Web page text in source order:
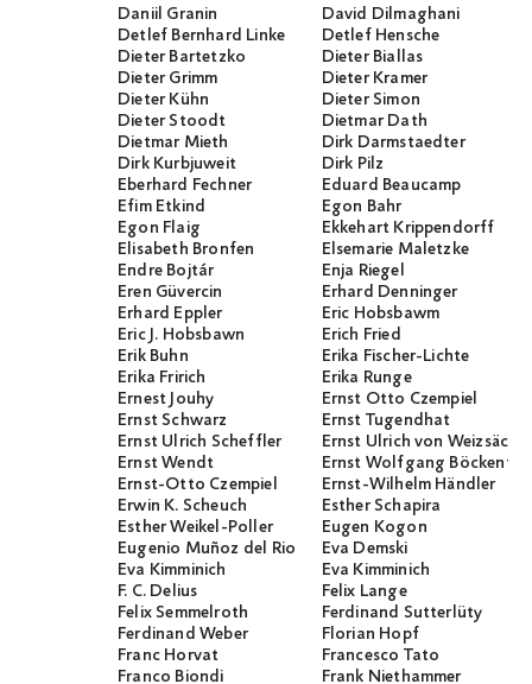
Daniil Granin
David Dilmaghani
Detlef Bernhard Linke
Detlef Hensche
Dieter Bartetzko
Dieter Biallas
Dieter Grimm
Dieter Kramer
Dieter Kühn
Dieter Simon
Dieter Stoodt
Dietmar Dath
Dietmar Mieth
Dirk Darmstaedter
Dirk Kurbjuweit
Dirk Pilz
Eberhard Fechner
Eduard Beaucamp
Efim Etkind
Egon Bahr
Egon Flaig
Ekkehart Krippendorff
Elisabeth Bronfen
Elsemarie Maletzke
Endre Bojtár
Enja Riegel
Eren Güvercin
Erhard Denninger
Erhard Eppler
Eric Hobsbawm
Eric J. Hobsbawn
Erich Fried
Erik Buhn
Erika Fischer-Lichte
Erika Fririch
Erika Runge
Ernest Jouhy
Ernst Otto Czempiel
Ernst Schwarz
Ernst Tugendhat
Ernst Ulrich Scheffler
Ernst Ulrich von Weizsäcker
Ernst Wendt
Ernst Wolfgang
Ernst-Otto Czempiel
Ernst-Wilhelm Händler
Erwin K. Scheuch
Esther Schapira
Esther Weikel-Poller
Eugen Kogon
Eugenio Muñoz del Rio
Eva Demski
Eva Kimminich
Eva Kimminich
F. C. Delius
Felix Lange
Felix Semmelroth
Ferdinand Sutterlüty
Ferdinand Weber
Florian Hopf
Franc Horvat
Francesco Tato
Franco Biondi
Frank Niethammer